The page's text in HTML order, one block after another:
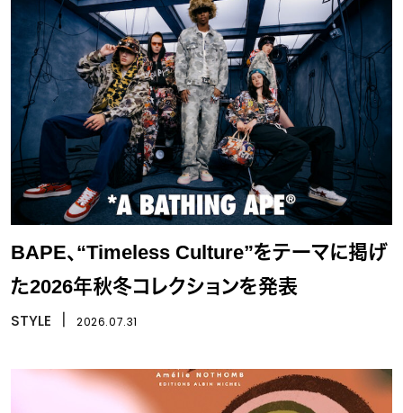
BAPE、“Timeless Culture”をテーマに掲げ
た2026年秋冬コレクションを発表
STYLE 2026.07.31